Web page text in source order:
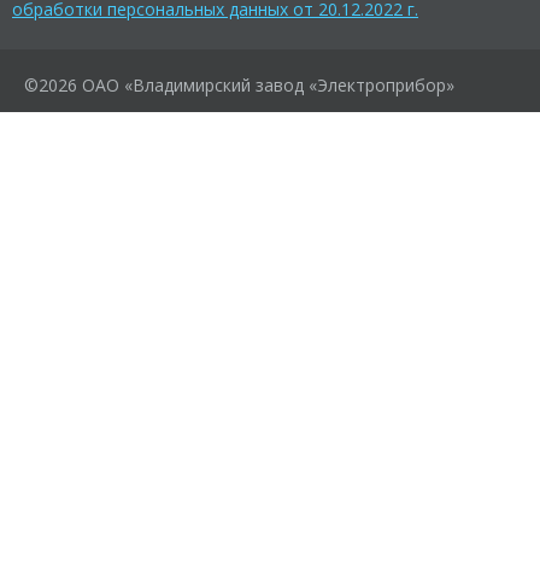
обработки персональных данных от 20.12.2022 г.
©2026 ОАО «Владимирский завод «Электроприбор»